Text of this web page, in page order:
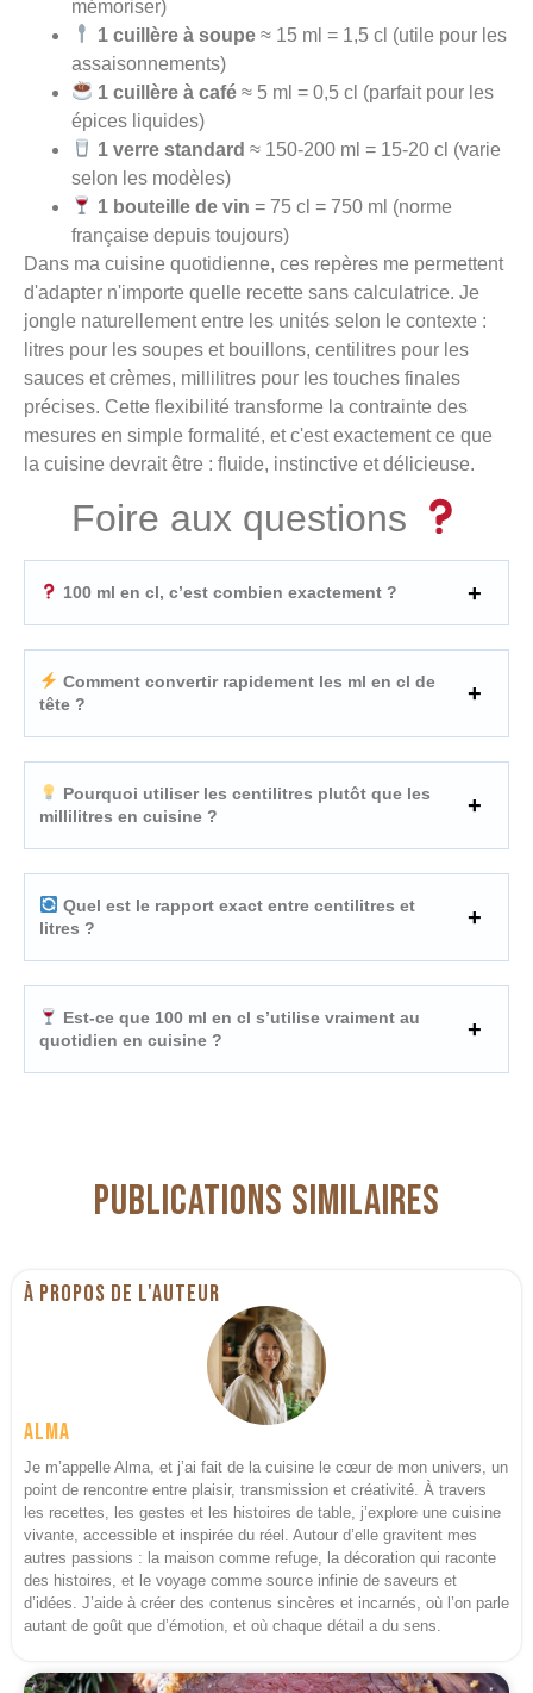
mémoriser)
1 cuillère à soupe ≈ 15 ml = 1,5 cl (utile pour les
assaisonnements)
1 cuillère à café ≈ 5 ml = 0,5 cl (parfait pour les
épices liquides)
1 verre standard ≈ 150-200 ml = 15-20 cl (varie
selon les modèles)
1 bouteille de vin = 75 cl = 750 ml (norme
française depuis toujours)
Dans ma cuisine quotidienne, ces repères me permettent
d'adapter n'importe quelle recette sans calculatrice. Je
jongle naturellement entre les unités selon le contexte :
litres pour les soupes et bouillons, centilitres pour les
sauces et crèmes, millilitres pour les touches finales
précises. Cette flexibilité transforme la contrainte des
mesures en simple formalité, et c'est exactement ce que
la cuisine devrait être : fluide, instinctive et délicieuse.
Foire aux questions
100 ml en cl, c’est combien exactement ?
Comment convertir rapidement les ml en cl de
tête ?
Pourquoi utiliser les centilitres plutôt que les
millilitres en cuisine ?
Quel est le rapport exact entre centilitres et
litres ?
Est-ce que 100 ml en cl s’utilise vraiment au
quotidien en cuisine ?
Publications similaires
À propos de l'auteur
Alma
Je m’appelle Alma, et j’ai fait de la cuisine le cœur de mon univers, un
point de rencontre entre plaisir, transmission et créativité. À travers
les recettes, les gestes et les histoires de table, j’explore une cuisine
vivante, accessible et inspirée du réel. Autour d’elle gravitent mes
autres passions : la maison comme refuge, la décoration qui raconte
des histoires, et le voyage comme source infinie de saveurs et
d’idées. J’aide à créer des contenus sincères et incarnés, où l’on parle
autant de goût que d’émotion, et où chaque détail a du sens.